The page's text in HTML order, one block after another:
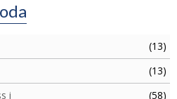
(13)
(13)
i
(58)